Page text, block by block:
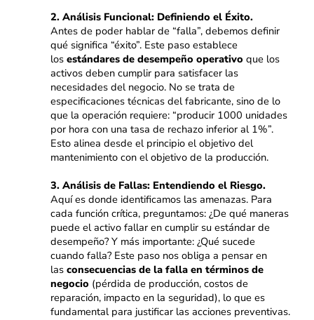
2. Análisis Funcional: Definiendo el Éxito.
Antes de poder hablar de “falla”, debemos definir
qué significa “éxito”. Este paso establece
losestándares de desempeño operativo que los
activos deben cumplir para satisfacer las
necesidades del negocio. No se trata de
especificaciones técnicas del fabricante, sino de lo
que la operación requiere: “producir 1000 unidades
por hora con una tasa de rechazo inferior al 1%”.
Esto alinea desde el principio el objetivo del
mantenimiento con el objetivo de la producción.
3. Análisis de Fallas: Entendiendo el Riesgo.
Aquí es donde identificamos las amenazas. Para
cada función crítica, preguntamos: ¿De qué maneras
puede el activo fallar en cumplir su estándar de
desempeño? Y más importante: ¿Qué sucede
cuando falla? Este paso nos obliga a pensar en
lasconsecuencias de la falla en términos de
negocio (pérdida de producción, costos de
reparación, impacto en la seguridad), lo que es
fundamental para justificar las acciones preventivas.